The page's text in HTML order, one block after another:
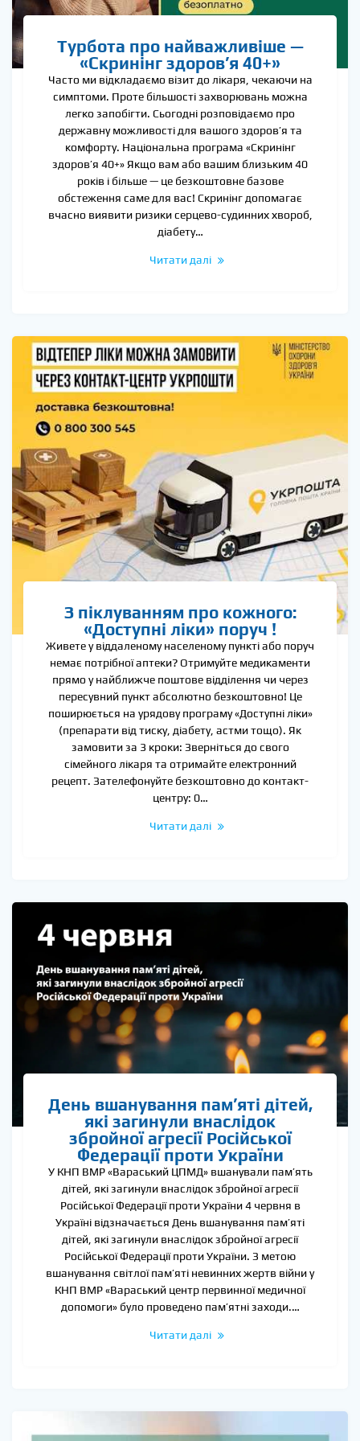
Турбота про найважливіше —
«Скринінг здоров’я 40+»
Часто ми відкладаємо візит до лікаря, чекаючи на
симптоми. Проте більшості захворювань можна
легко запобігти. Сьогодні розповідаємо про
державну можливості для вашого здоров’я та
комфорту. Національна програма «Скринінг
здоров’я 40+» Якщо вам або вашим близьким 40
років і більше — це безкоштовне базове
обстеження саме для вас! Скринінг допомагає
вчасно виявити ризики серцево-судинних хвороб,
діабету…
Читати далі
З піклуванням про кожного:
«Доступні ліки» поруч !
Живете у віддаленому населеному пункті або поруч
немає потрібної аптеки? Отримуйте медикаменти
прямо у найближче поштове відділення чи через
пересувний пункт абсолютно безкоштовно! Це
поширюється на урядову програму «Доступні ліки»
(препарати від тиску, діабету, астми тощо). Як
замовити за 3 кроки: Зверніться до свого
сімейного лікаря та отримайте електронний
рецепт. Зателефонуйте безкоштовно до контакт-
центру: 0…
Читати далі
День вшанування пам’яті дітей,
які загинули внаслідок
збройної агресії Російської
Федерації проти України
У КНП ВМР «Вараський ЦПМД» вшанували пам’ять
дітей, які загинули внаслідок збройної агресії
Російської Федерації проти України 4 червня в
Україні відзначається День вшанування пам’яті
дітей, які загинули внаслідок збройної агресії
Російської Федерації проти України. З метою
вшанування світлої пам’яті невинних жертв війни у
КНП ВМР «Вараський центр первинної медичної
допомоги» було проведено пам’ятні заходи.…
Читати далі